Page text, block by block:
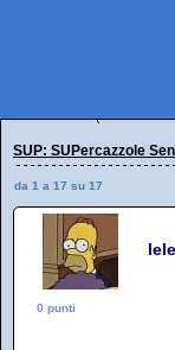
SUP: SUPercazzole
da 1 a 17 su 17
0 punti